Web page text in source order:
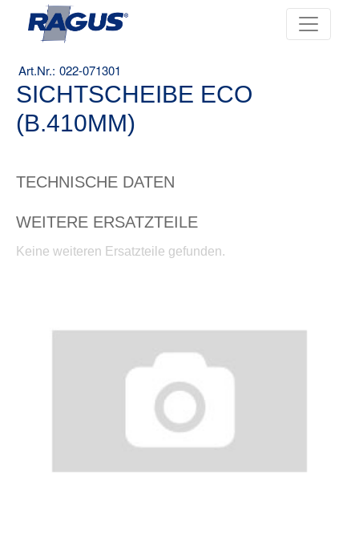
022-071301
SICHTSCHEIBE ECO
(B.410MM)
TECHNISCHE DATEN
WEITERE ERSATZTEILE
Keine weiteren Ersatzteile gefunden.